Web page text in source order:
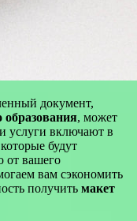
документ,
, может
услуги включают в
будут
от вашего
вам сэкономить
получить макет